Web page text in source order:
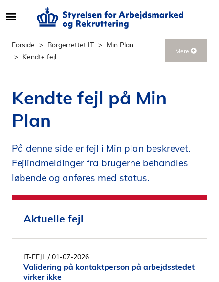
e
r
n
h
o
l
d
p
d
n
Forside Borgerrettet IT
Min Plan
Kendte fejl
Mere
Kendte fejl på Min
Plan
På denne side er fejl i Min plan beskrevet.
Fejlindmeldinger fra brugerne behandles
løbende og anføres med status.
Aktuelle fejl
IT-FEJL / 01-07-2026
Validering på kontaktperson på arbejdsstedet
virker ikke